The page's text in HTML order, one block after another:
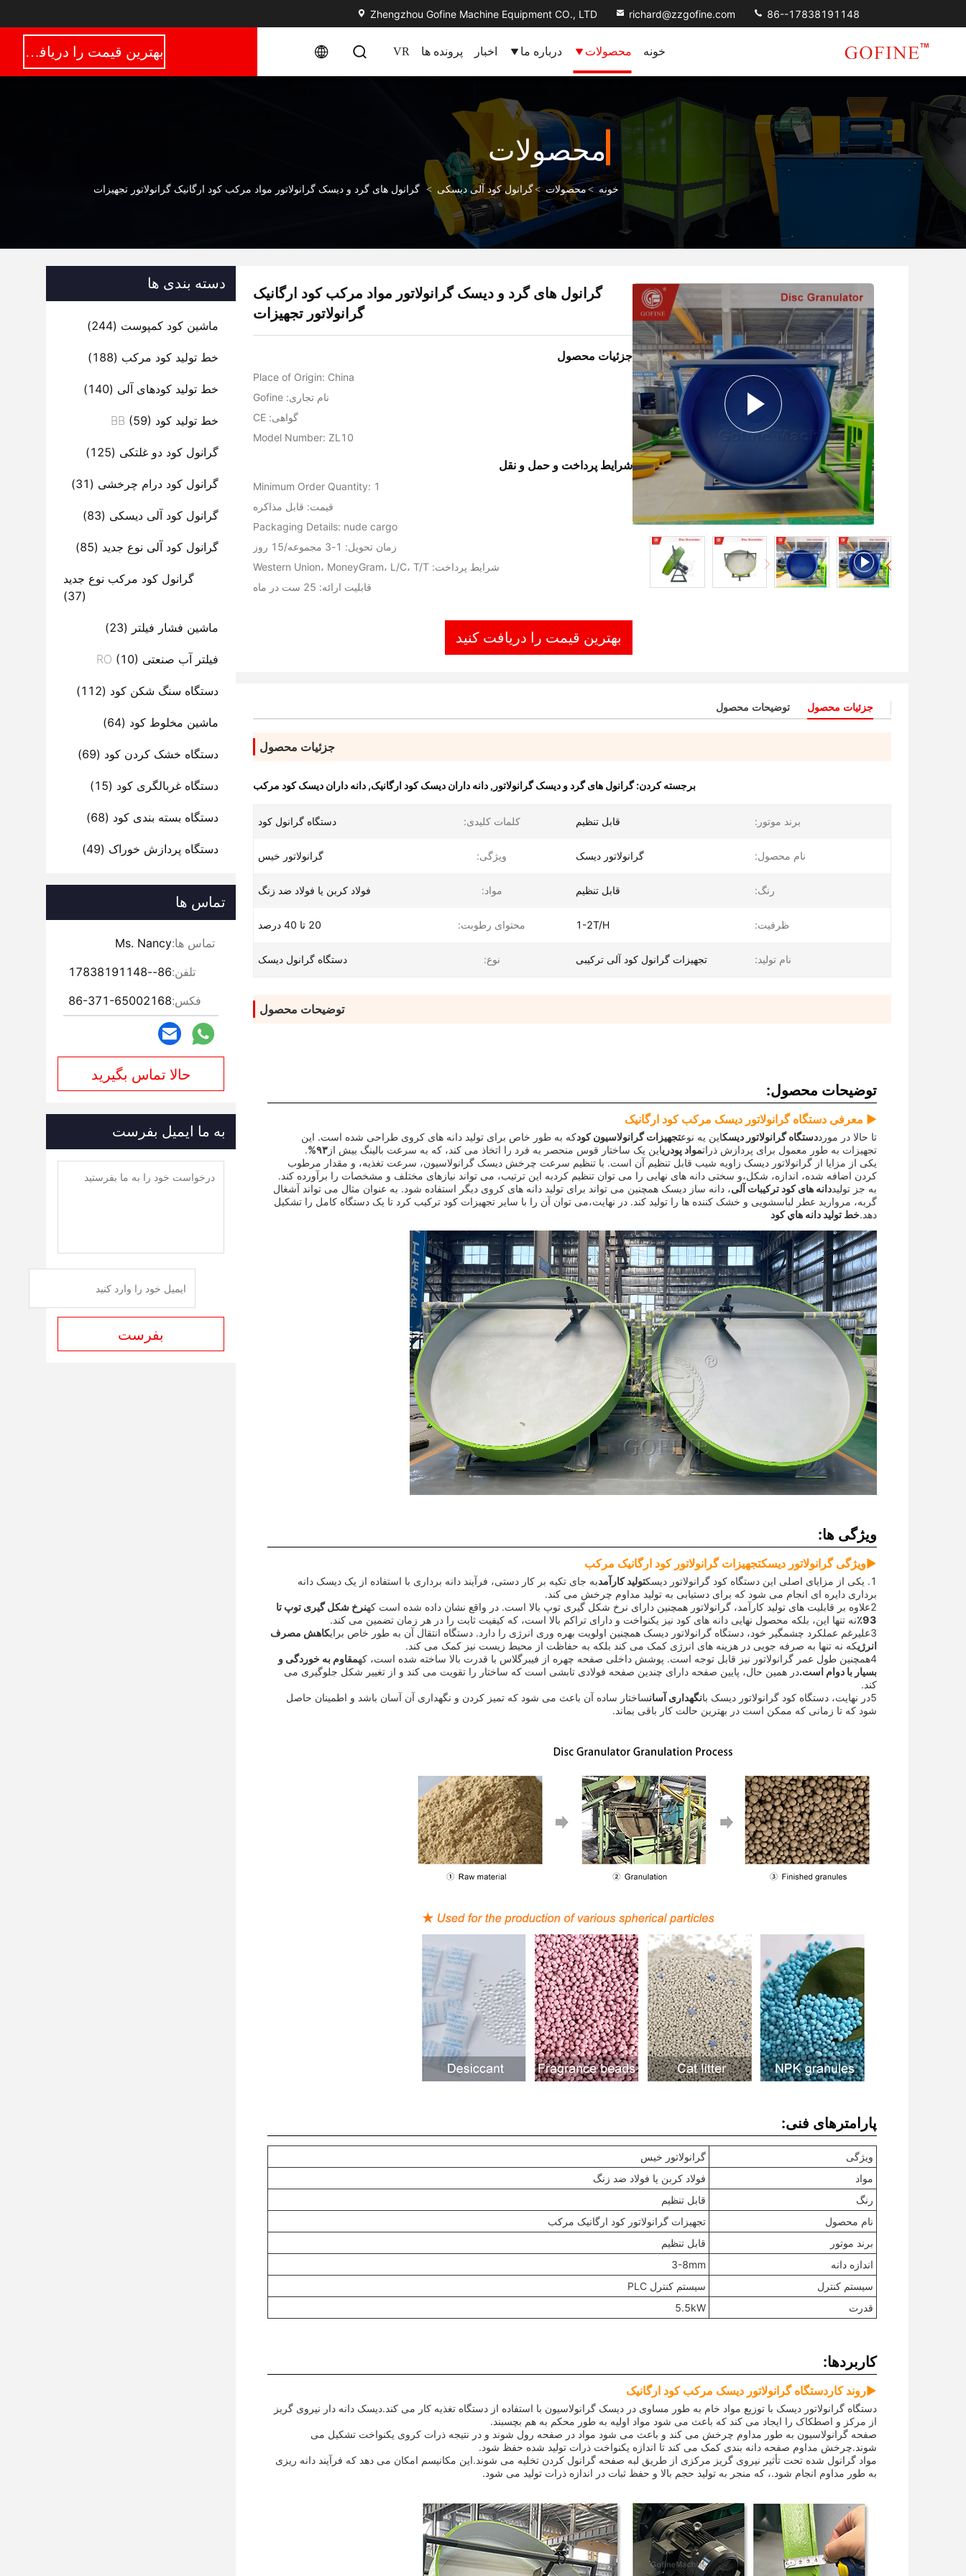
Zhengzhou Gofine Machine Equipment CO., LTD richard@zzgofine.com 86--17838191148
خونه محصولات درباره ما اخبار پرونده ها VR بهترین قیمت را دریافت کنید
محصولات
خونه >محصولات >گرانول کود آلی دیسکی > گرانول های گرد و دیسک گرانولاتور مواد مرکب کود ارگانیک گرانولاتور تجهیزات
گرانول های گرد و دیسک گرانولاتور مواد مرکب کود ارگانیک
گرانولاتور تجهیزات
جزئیات محصول
Place of Origin: China
نام تجاری: Gofine
گواهی: CE
Model Number: ZL10
شرایط پرداخت و حمل و نقل
Minimum Order Quantity: 1
قیمت: قابل مذاکره
Packaging Details: nude cargo
زمان تحویل: 1-3 مجموعه/15 روز
شرایط پرداخت: Western Union، MoneyGram، L/C، T/T
قابلیت ارائه: 25 ست در ماه
بهترین قیمت را دریافت کنید
جزئیات محصول توضیحات محصول
جزئیات محصول
برجسته کردن:گرانول های گرد و دیسک گرانولاتور , دانه داران دیسک کود ارگانیک, دانه داران دیسک کود مرکب
برند موتور: قابل تنظیم کلمات کلیدی: دستگاه گرانول کود
نام محصول: گرانولاتور دیسک ویژگی: گرانولاتور خیس
رنگ: قابل تنظیم مواد: فولاد کربن یا فولاد ضد زنگ
ظرفیت: 1-2T/H محتوای رطوبت: 20 تا 40 درصد
نام تولید: تجهیزات گرانول کود آلی ترکیبی نوع: دستگاه گرانول دیسک
توضیحات محصول
توضیحات محصول:
▶ معرفی دستگاه گرانولاتور دیسک مرکب کود ارگانیک
تا حالا در مورددستگاه گرانولاتور دیسکاين يه نوعتجهیزات گرانولاسیون کودکه به طور خاص برای تولید دانه های کروی طراحی شده است. این
تجهیزات به طور معمول برای پردازش ذراتمواد پودریاین یک ساختار قوس منحصر به فرد را اتخاذ می کند، که به سرعت بالینگ بیش از ۹۳%
.
یکی از مزایا از گرانولاتور دیسک زاویه شیب قابل تنظیم آن است. با تنظیم سرعت چرخش دیسک گرانولاسیون، سرعت تغذیه، و مقدار مرطوب
کردن اضافه شده، اندازه، شکل،و سختی دانه های نهایی را می توان تنظیم کردبه این ترتیب، می تواند نیازهای مختلف و مشخصات را برآورده کند.
به جز توليددانه های کود ترکیبات آلی، دانه ساز دیسک همچنین می تواند برای تولید دانه های کروی دیگر استفاده شود. به عنوان مثال می تواند آشغال
گربه، مروارید عطر لباسشویی و خشک کننده ها را تولید کند. در نهایت،می توان آن را با سایر تجهیزات کود ترکیب کرد تا یک دستگاه کامل را تشکیل
دهد.خط توليد دانه هاي کود
ویژگی ها:
▶ویژگی گرانولاتور دیسکتجهیزات گرانولاتور کود ارگانیک مرکب
1. یکی از مزایای اصلی این دستگاه کود گرانولاتور دیسک تولید کارآمدبه جای تکیه بر کار دستی، فرآیند دانه برداری با استفاده از یک دیسک دانه
برداری دایره ای انجام می شود که برای دستیابی به تولید مداوم چرخش می کند.
2علاوه بر قابلیت های تولید کارآمد، گرانولاتور همچنین دارای نرخ شکل گیری توپ بالا است. در واقع نشان داده شده است که
نرخ شکل گیری توپ تا
93٪ نه تنها این، بلکه محصول نهایی دانه های کود نیز یکنواخت و دارای تراکم بالا است، که کیفیت ثابت را در هر زمان تضمین می کند.
3علیرغم عملکرد چشمگیر خود، دستگاه گرانولاتور دیسک همچنین اولویت بهره وری انرژی را دارد. دستگاه انتقال آن به طور خاص برای
کاهش مصرف
انرژیکه نه تنها به صرفه جویی در هزینه های انرژی کمک می کند بلکه به حفاظت از محیط زیست نیز کمک می کند.
4همچنین طول عمر گرانولاتور نیز قابل توجه است. پوشش داخلی صفحه چهره از فیبرگلاس با قدرت بالا ساخته شده است، که
مقاوم به خوردگی و
بسیار با دوام است.در همین حال، پایین صفحه دارای چندین صفحه فولادی تابشی است که ساختار را تقویت می کند و از تغییر شکل جلوگیری می
کند.
5در نهایت، دستگاه کود گرانولاتور دیسک با
نگهداری آسانساختار ساده آن باعث می شود که تمیز کردن و نگهداری آن آسان باشد و اطمینان حاصل
شود که تا زمانی که ممکن است در بهترین حالت کار باقی بماند.
پارامترهای فنی:
ویژگی
گرانولاتور خیس
مواد
فولاد کربن یا فولاد ضد زنگ
رنگ
قابل تنظیم
نام محصول
تجهیزات گرانولاتور کود ارگانیک مرکب
برند موتور
قابل تنظیم
اندازه دانه
3-8mm
سیستم کنترل
سیستم کنترل PLC
قدرت
5.5kW
کاربردها:
▶روند کار دستگاه گرانولاتور دیسک مرکب کود ارگانیک
دستگاه گرانولاتور دیسک با توزیع مواد خام به طور مساوی در دیسک گرانولاسیون با استفاده از دستگاه تغذیه کار می کند.دیسک دانه دار نیروی گریز
از مرکز و اصطکاک را ایجاد می کند که باعث می شود مواد اولیه به طور محکم به هم بچسبند.
صفحه گرانولاسیون به طور مداوم چرخش می کند و باعث می شود مواد در صفحه رول شوند و در نتیجه ذرات کروی یکنواخت تشکیل می
شوند.چرخش مداوم صفحه دانه بندی کمک می کند تا اندازه یکنواخت ذرات تولید شده حفظ شود.
مواد گرانول شده تحت تأثیر نیروی گریز مرکزی از طریق لبه صفحه گرانول کردن تخلیه می شوند.این مکانیسم امکان می دهد که فرآیند دانه ریزی
به طور مداوم انجام شود.، که منجر به تولید حجم بالا و حفظ ثبات در اندازه ذرات تولید می شود.
دسته بندی ها
ماشین کود کمپوست (244)
خط تولید کود مرکب (188)
خط تولید کودهای آلی (140)
خط تولید کود BB (59)
گرانول کود دو غلتکی (125)
گرانول کود درام چرخشی (31)
گرانول کود آلی دیسکی (83)
گرانول کود آلی نوع جدید (85)
گرانول کود مرکب نوع جدید
(37)
ماشین فشار فیلتر (23)
فیلتر آب صنعتی RO (10)
دستگاه سنگ شکن کود (112)
ماشین مخلوط کود (64)
دستگاه خشک کردن کود (69)
دستگاه غربالگری کود (15)
دستگاه بسته بندی کود (68)
دستگاه پردازش خوراک (49)
تماس ها
تماس ها:Ms. Nancy
تلفن:86--17838191148
فکس:86-371-65002168
حالا تماس بگیرید
به ما ایمیل بفرست
بفرست